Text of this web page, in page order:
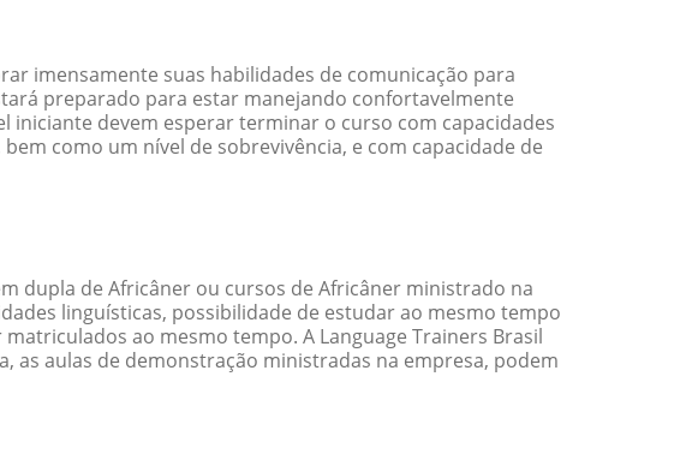
imensamente suas habilidades de comunicação para
preparado para estar manejando confortavelmente
iniciante devem esperar terminar o curso com capacidades
como um nível de sobrevivência, e com capacidade de
dupla de Africâner ou cursos de Africâner ministrado na
linguísticas, possibilidade de estudar ao mesmo tempo
ao mesmo tempo. A Language Trainers Brasil
as aulas de demonstração ministradas na empresa, podem